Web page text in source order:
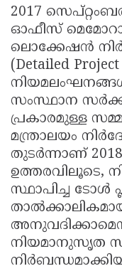
2017
ഓഫീസ്
ലൊക്കേഷൻ
(Detailed
നിയമലംഘനങ്ങൾ
സംസ്ഥാന
പ്രകാരമുള്ള
മന്ത്രാലയം
തുടർന്നാണ്
ഉത്തരവിലൂടെ,
സ്ഥാപിച്ച ടോൾ
നിയമാനുസൃത